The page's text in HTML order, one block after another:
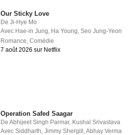
Our Sticky Love
DeJi-Hye Mo
Avec Hae-in Jung Ha Young ,Seo Jung-Yeon
Romance ,Comédie
7 août 2026 sur Netflix
Operation Safed Saagar
DeAbhijeet Singh Parmar, Kushal Srivastava
AvecSiddharth,Jimmy Shergill,Abhay Verma